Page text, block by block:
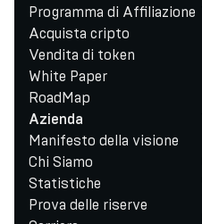
Programma di Affiliazione
Acquista cripto
Vendita di token
White Paper
RoadMap
Azienda
Manifesto della visione
Chi Siamo
Statistiche
Prova delle riserve